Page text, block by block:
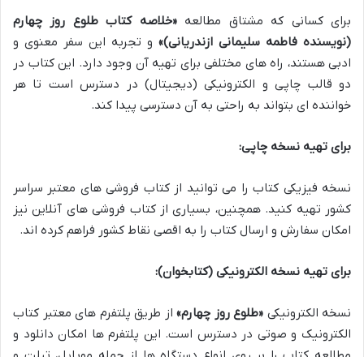
برای کسانی که مشتاق مطالعه«خلاصه کتاب طلوع روز چهارم
(نویسنده فاطمه سلیمانی ازندریانی)» و تجربه این سفر معنوی و
ادبی هستند، راه های مختلفی برای تهیه آن وجود دارد. این کتاب در
دو قالب چاپی و الکترونیکی (دیجیتال) در دسترس است تا هر
خواننده ای بتواند به راحتی به آن دسترسی پیدا کند.
برای تهیه نسخه چاپی:
نسخه فیزیکی کتاب را می توانید از کتاب فروشی های معتبر سراسر
کشور تهیه کنید. همچنین، بسیاری از کتاب فروشی های آنلاین نیز
امکان سفارش و ارسال کتاب را به اقصی نقاط کشور فراهم کرده اند.
برای تهیه نسخه الکترونیکی (کتابخوان):
نسخه الکترونیکی «طلوع روز چهارم» از طریق پلتفرم های معتبر کتاب
الکترونیک و صوتی در دسترس است. این پلتفرم ها امکان دانلود و